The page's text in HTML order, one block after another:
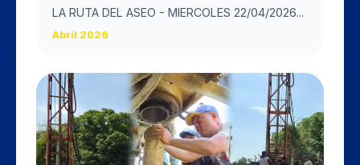
LA RUTA DEL ASEO - MIERCOLES 22/04/2026...
Abril 2026